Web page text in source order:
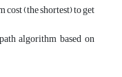
(the shortest) to get
algorithm based on